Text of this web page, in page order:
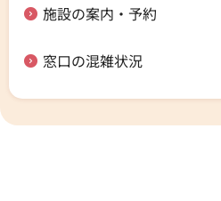
施設の案内・予約
窓口の混雑状況